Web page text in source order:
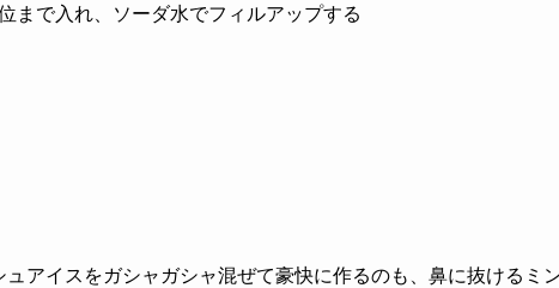
まで入れ、ソーダ水でフィルアップする
アイスをガシャガシャ混ぜて豪快に作るのも、鼻に抜けるミ